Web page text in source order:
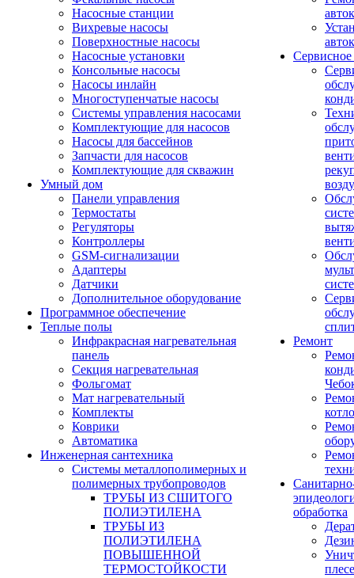
Насосные станции
Вихревые насосы
Поверхностные насосы
Насосные установки
Консольные насосы
Насосы инлайн
Многоступенчатые насосы
Системы управления насосами
Комплектующие для насосов
Насосы для бассейнов
Запчасти для насосов
Комплектующие для скважин
Умный дом
Панели управления
Термостаты
Регуляторы
Контроллеры
GSM-сигнализации
Адаптеры
Датчики
Дополнительное оборудование
Программное обеспечение
Теплые полы
Инфракрасная нагревательная
панель
Секция нагревательная
Фольгомат
Мат нагревательный
Комплекты
Коврики
Автоматика
Инженерная сантехника
Системы металлополимерных и
полимерных трубопроводов
ТРУБЫ ИЗ СШИТОГО
ПОЛИЭТИЛЕНА
ТРУБЫ ИЗ
ПОЛИЭТИЛЕНА
ПОВЫШЕННОЙ
ТЕРМОСТОЙКОСТИ
Ремонт
обработка